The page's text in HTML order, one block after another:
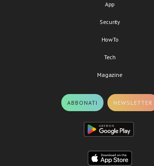
App
Security
HowTo
Tech
Magazine
ABBONATI NEWSLETTER